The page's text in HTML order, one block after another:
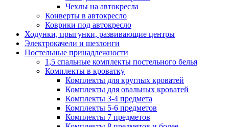
Чехлы на автокресла
Конверты в автокресло
Коврики под автокресло
Ходунки, прыгунки, развивающие центры
Электрокачели и шезлонги
Постельные принадлежности
1,5 спальные комплекты постельного белья
Комплекты в кроватку
Комплекты для круглых кроватей
Комплекты для овальных кроватей
Комплекты 3-4 предмета
Комплекты 5-6 предметов
Комплекты 7 предметов